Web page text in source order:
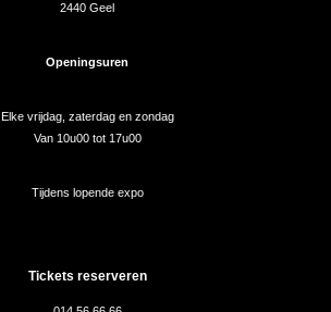
2440 Geel
Openingsuren
Elke vrijdag, zaterdag en zondag
Van 10u00 tot 17u00
Tijdens lopende expo
Tickets reserveren